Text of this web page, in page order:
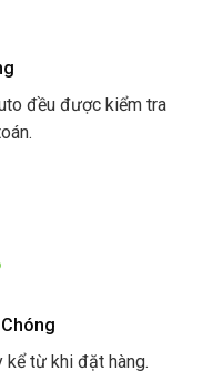
đều được kiểm tra
kể từ khi đặt hàng.